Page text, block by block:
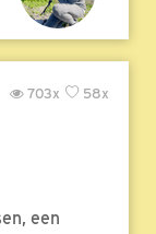
58x
703x
een